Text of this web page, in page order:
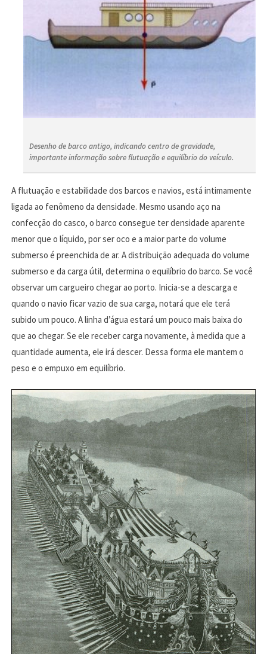
Desenho de barco antigo, indicando centro de gravidade,
importante informação sobre flutuação e equilíbrio do veículo.
A flutuação e estabilidade dos barcos e navios, está intimamente
ligada ao fenômeno da densidade. Mesmo usando aço na
confecção do casco, o barco consegue ter densidade aparente
menor que o líquido, por ser oco e a maior parte do volume
submerso é preenchida de ar. A distribuição adequada do volume
submerso e da carga útil, determina o equilíbrio do barco. Se você
observar um cargueiro chegar ao porto. Inicia-se a descarga e
quando o navio ficar vazio de sua carga, notará que ele terá
subido um pouco. A linha d’água estará um pouco mais baixa do
que ao chegar. Se ele receber carga novamente, à medida que a
quantidade aumenta, ele irá descer. Dessa forma ele mantem o
peso e o empuxo em equilíbrio.